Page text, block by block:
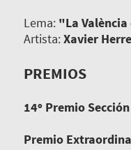
Lema: "La
Artista:Xavier
PREMIOS
14º Premio
Premio